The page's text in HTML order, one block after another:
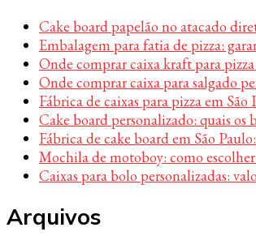
Cake board papelão no atacado
Embalagem para fatia de pizza:
Onde comprar caixa kraft para
Onde comprar caixa para salgado
Fábrica de caixas para pizza em
Cake board personalizado: quais
Fábrica de cake board em São
Mochila de motoboy: como
Caixas para bolo personalizadas:
Arquivos